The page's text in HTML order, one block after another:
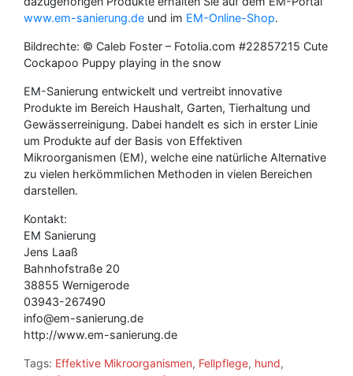
www.em-sanierung.de und im EM-Online-Shop.
Bildrechte: © Caleb Foster – Fotolia.com #22857215 Cute
Cockapoo Puppy playing in the snow
EM-Sanierung entwickelt und vertreibt innovative
Produkte im Bereich Haushalt, Garten, Tierhaltung und
Gewässerreinigung. Dabei handelt es sich in erster Linie
um Produkte auf der Basis von Effektiven
Mikroorganismen (EM), welche eine natürliche Alternative
zu vielen herkömmlichen Methoden in vielen Bereichen
darstellen.
Kontakt:
EM Sanierung
Jens Laaß
Bahnhofstraße 20
38855 Wernigerode
03943-267490
info@em-sanierung.de
http://www.em-sanierung.de
Tags: Effektive Mikroorganismen, Fellpflege, hund,